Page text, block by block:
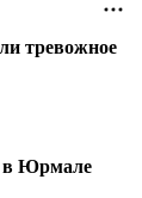
тревожное
в Юрмале